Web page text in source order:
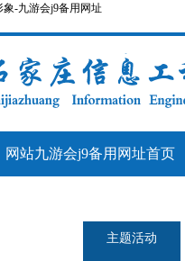
-九游会j9备用网址
网站九游会j9备用网址首页
主题活动